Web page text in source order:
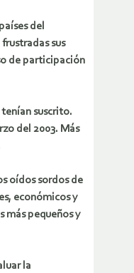
del
sus
de participación
suscrito.
del 2003. Más
oídos sordos de
económicos y
más pequeños y
la